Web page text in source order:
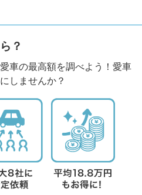
？
車の最高額を調べよう！愛車
しませんか？